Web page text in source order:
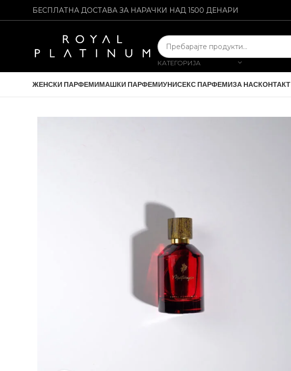
БЕСПЛАТНА ДОСТАВА ЗА НАРАЧКИ НАД 1500 ДЕНАРИ
КАТЕГОРИЈА
ЖЕНСКИ ПАРФЕМИМАШКИ ПАРФЕМИУНИСЕКС ПАРФЕМИЗА НАСКОНТАКТ